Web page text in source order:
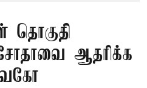
தொகுதி
ஆதரிக்க